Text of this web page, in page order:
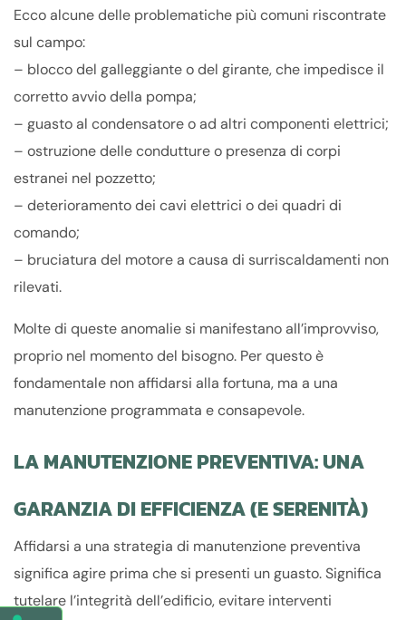
Ecco alcune delle problematiche più comuni riscontrate
sul campo:
– blocco del galleggiante o del girante, che impedisce il
corretto avvio della pompa;
– guasto al condensatore o ad altri componenti elettrici;
– ostruzione delle condutture o presenza di corpi
estranei nel pozzetto;
– deterioramento dei cavi elettrici o dei quadri di
comando;
– bruciatura del motore a causa di surriscaldamenti non
rilevati.
Molte di queste anomalie si manifestano all’improvviso,
proprio nel momento del bisogno. Per questo è
fondamentale non affidarsi alla fortuna, ma a una
manutenzione programmata e consapevole.
LA MANUTENZIONE PREVENTIVA: UNA
GARANZIA DI EFFICIENZA (E SERENITÀ)
Affidarsi a una strategia di manutenzione preventiva
significa agire prima che si presenti un guasto. Significa
tutelare l’integrità dell’edificio, evitare interventi